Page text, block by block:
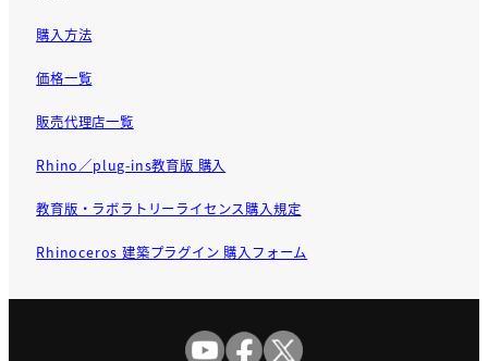
購入方法
価格一覧
販売代理店一覧
Rhino／plug-ins教育版 購入
教育版・ラボラトリーライセンス購入規定
Rhinoceros 建築プラグイン 購入フォーム